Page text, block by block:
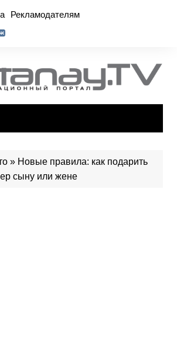
Рекламодателям
» Новые правила: как подарить
сыну или жене